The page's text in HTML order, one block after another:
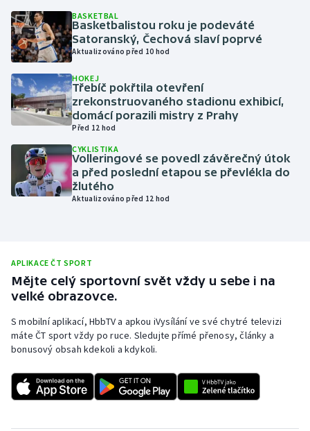
Lyže a snowboard
Moderní pětiboj
Motorsport
Olympijské hry
Parasport
Plavání
Rychlobruslení
Short track
Sportovní střelba
BASKETBAL
Basketbalistou roku je podeváté
Satoranský, Čechová slaví poprvé
Aktualizováno před 10 hod
HOKEJ
Třebíč pokřtila otevření
zrekonstruovaného stadionu exhibicí,
domácí porazili mistry z Prahy
Před 12 hod
CYKLISTIKA
Volleringové se povedl závěrečný útok
a před poslední etapou se převlékla do
žlutého
Aktualizováno před 12 hod
APLIKACE ČT SPORT
Mějte celý sportovní svět vždy u sebe i na
velké obrazovce.
S mobilní aplikací, HbbTV a apkou iVysílání ve své chytré televizi
máte ČT sport vždy po ruce. Sledujte přímé přenosy, články a
bonusový obsah kdekoli a kdykoli.